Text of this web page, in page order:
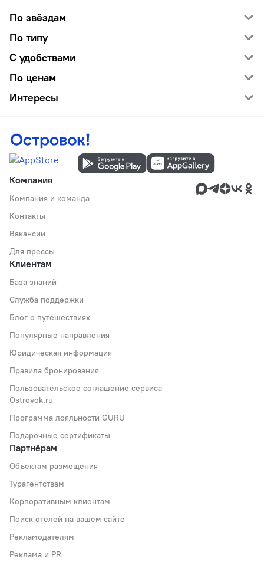
По звёздам
По типу
С удобствами
По ценам
Интересы
Компания
Компания и команда
Контакты
Вакансии
Для прессы
Клиентам
База знаний
Служба поддержки
Блог о путешествиях
Популярные направления
Юридическая информация
Правила бронирования
Пользовательское соглашение сервиса
Ostrovok.ru
Программа лояльности GURU
Подарочные сертификаты
Партнёрам
Объектам размещения
Турагентствам
Корпоративным клиентам
Поиск отелей на вашем сайте
Рекламодателям
Реклама и PR